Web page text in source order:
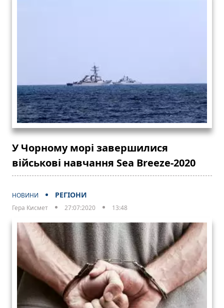
У Чорному морі завершилися
військові навчання Sea Breeze-2020
НОВИНИ РЕГІОНИ
Гера Кисмет 27:07:2020 13:48